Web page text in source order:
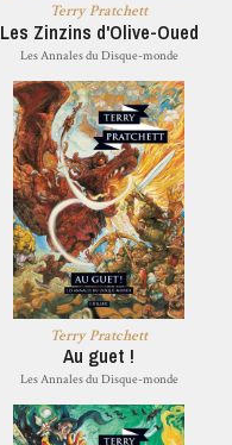
Terry Pratchett
Les Zinzins d'Olive-Oued
Les Annales du Disque-monde
Terry Pratchett
Au guet !
Les Annales du Disque-monde